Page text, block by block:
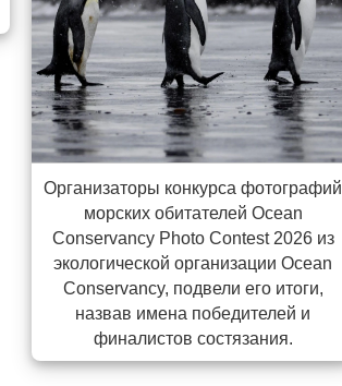
Организаторы конкурса фотографий
морских обитателей Ocean
Conservancy Photo Contest 2026 из
экологической организации Ocean
Conservancy, подвели его итоги,
назвав имена победителей и
финалистов состязания.